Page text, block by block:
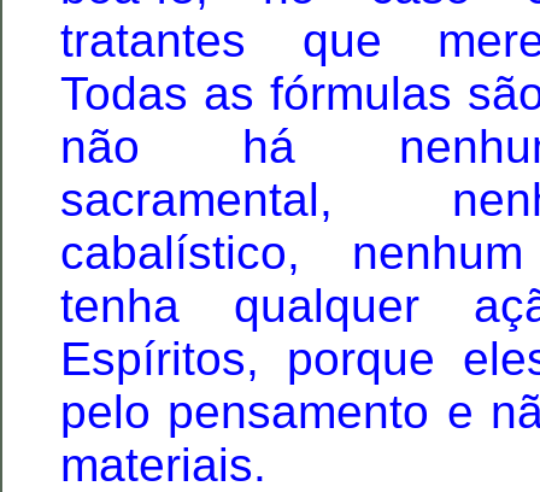
tratantes que
Todas as fórmulas
não há
sacramental,
cabalístico,
tenha qualquer
Espíritos, porque
pelo pensamento e
materiais.